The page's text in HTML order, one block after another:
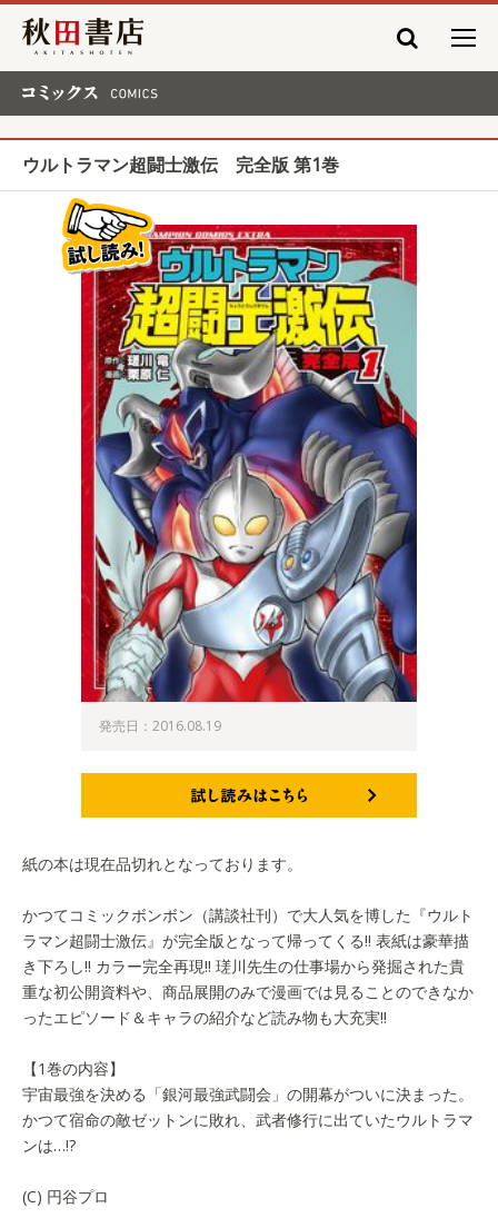
秋田書店
ウルトラマン超闘士激伝 完全版 第1巻
発売日：2016.08.19
紙の本は現在品切れとなっております。
かつてコミックボンボン（講談社刊）で大人気を博した『ウルト
ラマン超闘士激伝』が完全版となって帰ってくる!! 表紙は豪華描
き下ろし!! カラー完全再現!! 瑳川先生の仕事場から発掘された貴
重な初公開資料や、商品展開のみで漫画では見ることのできなか
ったエピソード＆キャラの紹介など読み物も大充実!!
【1巻の内容】
宇宙最強を決める「銀河最強武闘会」の開幕がついに決まった。
かつて宿命の敵ゼットンに敗れ、武者修行に出ていたウルトラマ
ンは…!?
(C) 円谷プロ